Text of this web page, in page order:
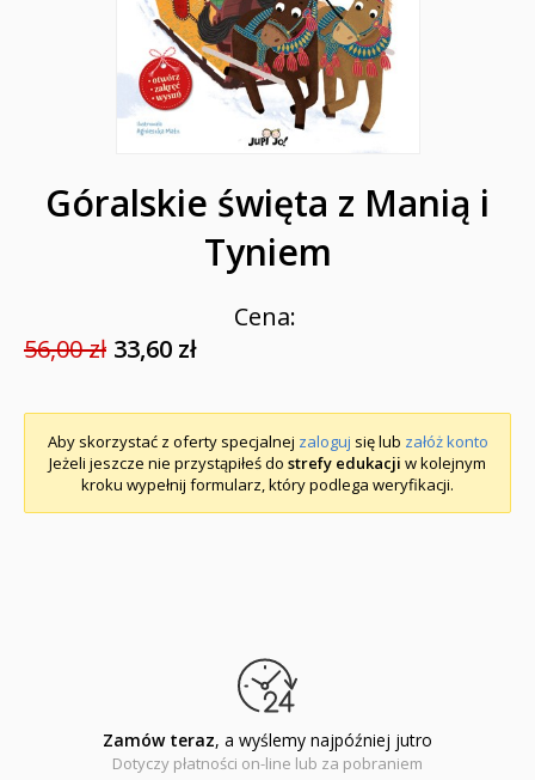
Góralskie święta z Manią i
Tyniem
Cena:
56,00 zł 33,60 zł
Aby skorzystać z oferty specjalnej zaloguj się lub załóż konto
Jeżeli jeszcze nie przystąpiłeś do strefy edukacji w kolejnym
kroku wypełnij formularz, który podlega weryfikacji.
Zamów teraz, a wyślemy najpóźniej jutro
Dotyczy płatności on-line lub za pobraniem